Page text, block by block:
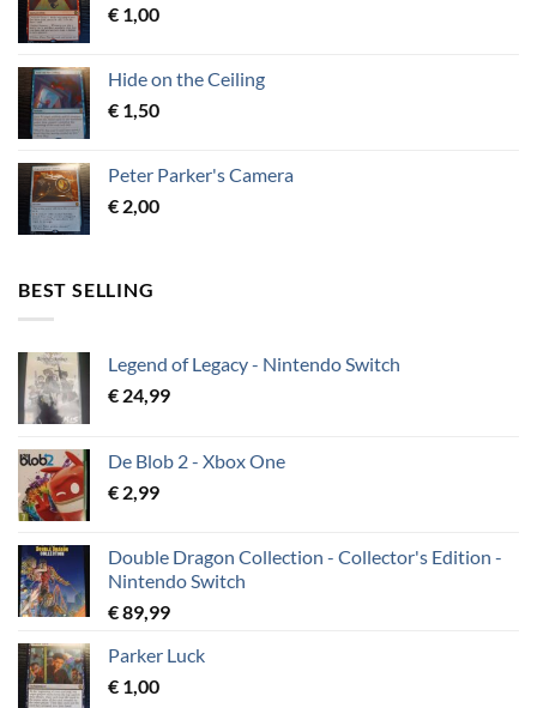
€ 1,00
Hide on the Ceiling
€ 1,50
Peter Parker's Camera
€ 2,00
BEST SELLING
Legend of Legacy - Nintendo Switch
€ 24,99
De Blob 2 - Xbox One
€ 2,99
Double Dragon Collection - Collector's Edition -
Nintendo Switch
€89,99
Parker Luck
€ 1,00